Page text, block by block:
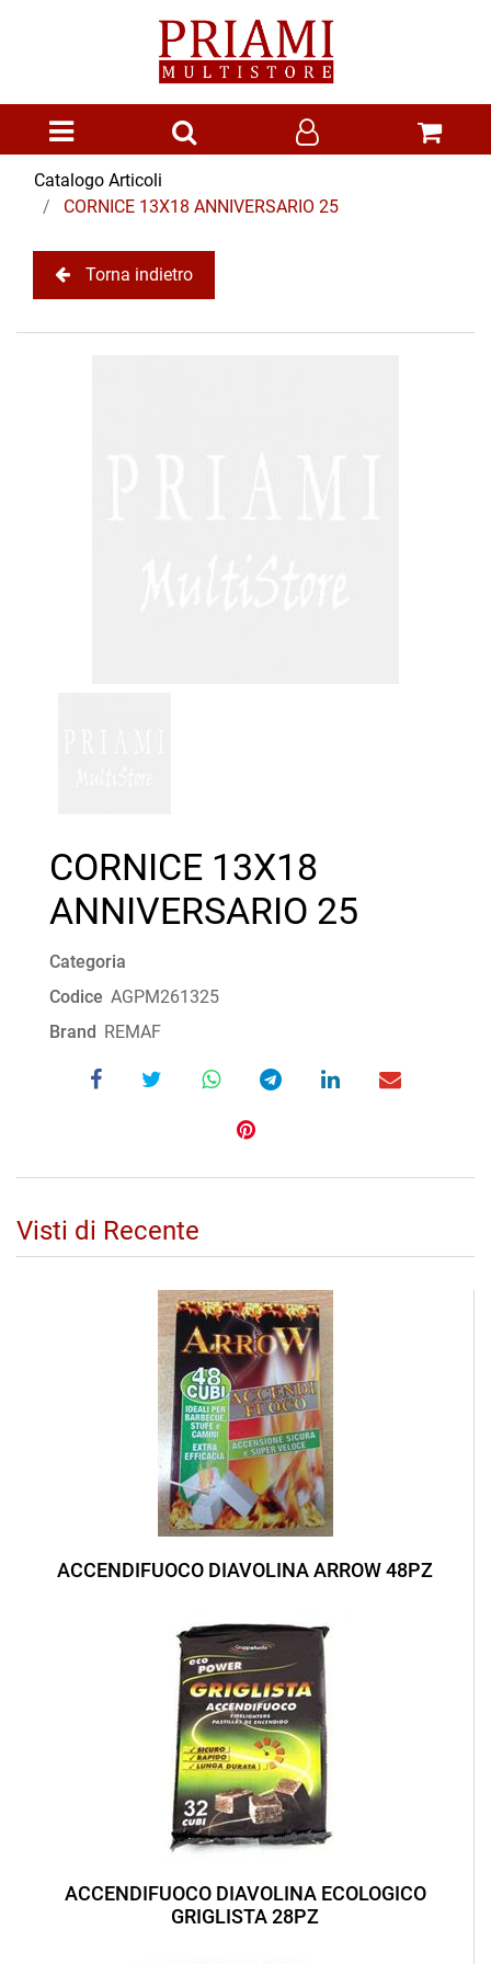
Open menu
Catalogo Articoli
CORNICE 13X18 ANNIVERSARIO 25
Torna indietro
CORNICE 13X18
ANNIVERSARIO 25
Categoria
Codice AGPM261325
Brand REMAF
Visti di Recente
ACCENDIFUOCO DIAVOLINA ARROW 48PZ
ACCENDIFUOCO DIAVOLINA ECOLOGICO
GRIGLISTA 28PZ